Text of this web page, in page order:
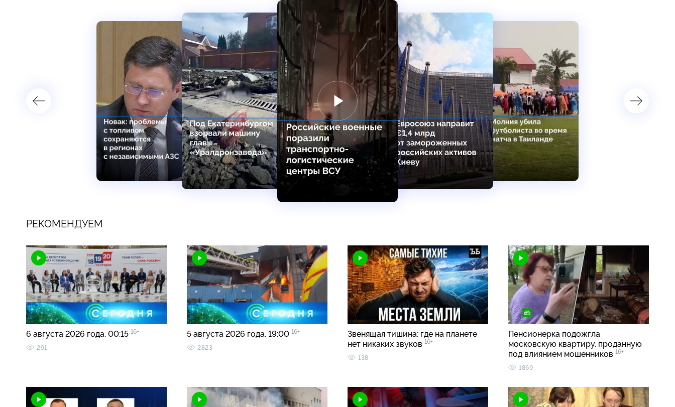
РЕКОМЕНДУЕМ
6 августа 2026 года. 00:15 16+
291
5 августа 2026 года. 19:00 16+
2823
Звенящая тишина: где на планете
нет никаких звуков 16+
138
Пенсионерка подожгла
московскую квартиру, проданную
под влиянием мошенников 16+
1869